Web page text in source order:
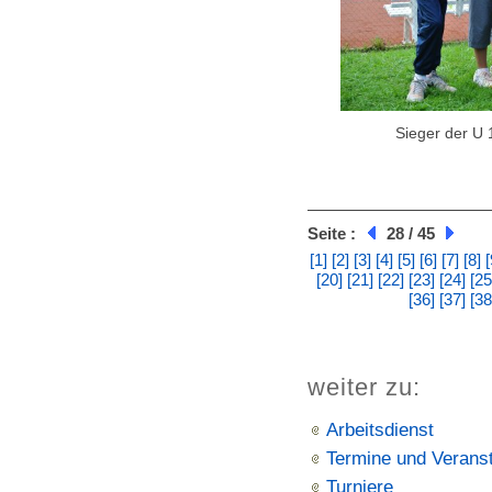
Sieger der U
Seite :
28 / 45
[1] [2] [3] [4] [5] [6] [7] [8]
[20] [21] [22] [23] [24]
[36] [37]
weiter zu:
Arbeitsdienst
Termine und
Turniere